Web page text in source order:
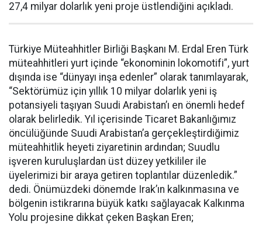
27,4 milyar dolarlık yeni proje üstlendiğini açıkladı.
Türkiye Müteahhitler Birliği Başkanı M. Erdal Eren Türk
müteahhitleri yurt içinde “ekonominin lokomotifi”, yurt
dışında ise “dünyayı inşa edenler” olarak tanımlayarak,
“Sektörümüz için yıllık 10 milyar dolarlık yeni iş
potansiyeli taşıyan Suudi Arabistan’ı en önemli hedef
olarak belirledik. Yıl içerisinde Ticaret Bakanlığımız
öncülüğünde Suudi Arabistan’a gerçekleştirdiğimiz
müteahhitlik heyeti ziyaretinin ardından; Suudlu
işveren kuruluşlardan üst düzey yetkililer ile
üyelerimizi bir araya getiren toplantılar düzenledik.”
dedi. Önümüzdeki dönemde Irak’ın kalkınmasına ve
bölgenin istikrarına büyük katkı sağlayacak Kalkınma
Yolu projesine dikkat çeken Başkan Eren;